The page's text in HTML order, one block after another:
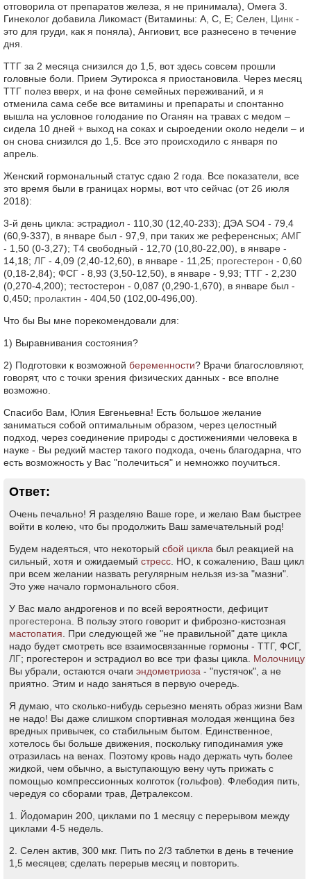
отговорила от препаратов железа, я не принимала), Омега 3.
Гинеколог добавила Ликомаст (Витамины: А, С, Е; Селен, Цинк -
это для груди, как я поняла), Ангиовит, все разнесено в течение
дня.
ТТГ за 2 месяца снизился до 1,5, вот здесь совсем прошли
головные боли. Прием Эутирокса я приостановила. Через месяц
ТТГ полез вверх, и на фоне семейных переживаний, и я
отменила сама себе все витамины и препараты и спонтанно
вышла на условное голодание по Оганян на травах с медом –
сидела 10 дней + выход на соках и сыроедении около недели – и
он снова снизился до 1,5. Все это происходило с января по
апрель.
Женский гормональный статус сдаю 2 года. Все показатели, все
это время были в границах нормы, вот что сейчас (от 26 июля
2018):
3-й день цикла: эстрадиол - 110,30 (12,40-233); ДЭА SO4 - 79,4
(60,9-337), в январе был - 97,9, при таких же референсных; АМГ
- 1,50 (0-3,27); Т4 свободный - 12,70 (10,80-22,00), в январе -
14,18; ЛГ - 4,09 (2,40-12,60), в январе - 11,25; прогестерон - 0,60
(0,18-2,84); ФСГ - 8,93 (3,50-12,50), в январе - 9,93; ТТГ - 2,230
(0,270-4,200); тестостерон - 0,087 (0,290-1,670), в январе был -
0,450; пролактин - 404,50 (102,00-496,00).
Что бы Вы мне порекомендовали для:
1) Выравнивания состояния?
2) Подготовки к возможной беременности? Врачи благословляют,
говорят, что с точки зрения физических данных - все вполне
возможно.
Спасибо Вам, Юлия Евгеньевна! Есть большое желание
заниматься собой оптимальным образом, через целостный
подход, через соединение природы с достижениями человека в
науке - Вы редкий мастер такого подхода, очень благодарна, что
есть возможность у Вас "полечиться" и немножко поучиться.
Ответ:
Очень печально! Я разделяю Ваше горе, и желаю Вам быстрее
войти в колею, что бы продолжить Ваш замечательный род!
Будем надеяться, что некоторый сбой цикла был реакцией на
сильный, хотя и ожидаемый стресс . НО, к сожалению, Ваш цикл
при всем желании назвать регулярным нельзя из-за "мазни".
Это уже начало гормонального сбоя.
У Вас мало андрогенов и по всей вероятности, дефицит
прогестерона . В пользу этого говорит и фиброзно-кистозная
мастопатия . При следующей же "не правильной" дате цикла
надо будет смотреть все взаимосвязанные гормоны - ТТГ, ФСГ,
ЛГ; прогестерон и эстрадиол во все три фазы цикла. Молочницу
Вы убрали, остаются очаги эндометриоза - "пустячок", а не
приятно. Этим и надо заняться в первую очередь.
Я думаю, что сколько-нибудь серьезно менять образ жизни Вам
не надо! Вы даже слишком спортивная молодая женщина без
вредных привычек, со стабильным бытом. Единственное,
хотелось бы больше движения, поскольку гиподинамия уже
отразилась на венах. Поэтому кровь надо держать чуть более
жидкой, чем обычно, а выступающую вену чуть прижать с
помощью компрессионных колготок (гольфов). Флебодия пить,
чередуя со сборами трав, Детралексом.
1. Йодомарин 200, циклами по 1 месяцу с перерывом между
циклами 4-5 недель.
2. Селен актив, 300 мкг. Пить по 2/3 таблетки в день в течение
1,5 месяцев; сделать перерыв месяц и повторить.